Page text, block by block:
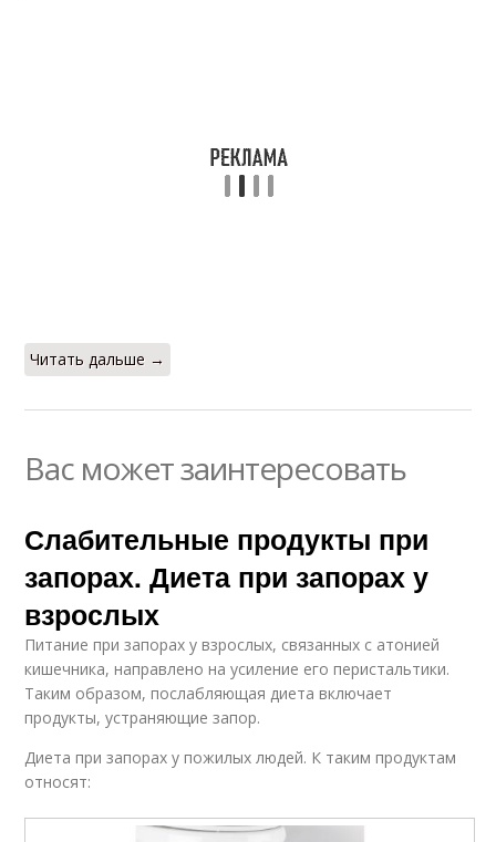
Читать дальше →
Вас может заинтересовать
Слабительные продукты при
запорах. Диета при запорах у
взрослых
Питание при запорах у взрослых, связанных с атонией
кишечника, направлено на усиление его перистальтики.
Таким образом, послабляющая диета включает
продукты, устраняющие запор.
Диета при запорах у пожилых людей. К таким продуктам
относят: